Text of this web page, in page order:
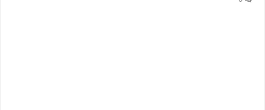
دعای رفع فقر و طلب رزق و روزی – آیه‌ جلب ثروت و برکت مال